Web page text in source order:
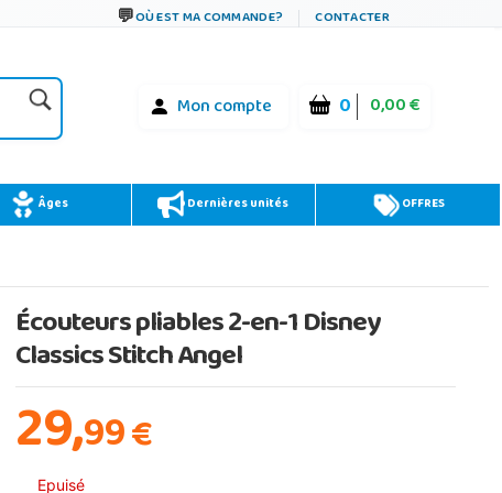
OÙ EST MA COMMANDE? CONTACTER
Mon compte 0 0,00 €
Âges Dernières unités OFFRES
Écouteurs pliables 2-en-1 Disney
Classics Stitch Angel
29,99€
Epuisé